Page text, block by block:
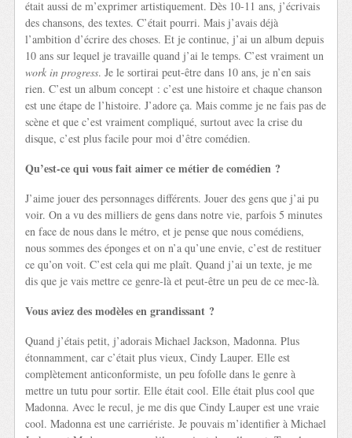
était aussi de m’exprimer artistiquement. Dès 10-11 ans, j’écrivais
des chansons, des textes. C’était pourri. Mais j’avais déjà
l’ambition d’écrire des choses. Et je continue, j’ai un album depuis
10 ans sur lequel je travaille quand j’ai le temps. C’est vraiment un
work in progress. Je le sortirai peut-être dans 10 ans, je n’en sais
rien. C’est un album concept : c’est une histoire et chaque chanson
est une étape de l’histoire. J’adore ça. Mais comme je ne fais pas de
scène et que c’est vraiment compliqué, surtout avec la crise du
disque, c’est plus facile pour moi d’être comédien.
Qu’est-ce qui vous fait aimer ce métier de comédien ?
J’aime jouer des personnages différents. Jouer des gens que j’ai pu
voir. On a vu des milliers de gens dans notre vie, parfois 5 minutes
en face de nous dans le métro, et je pense que nous comédiens,
nous sommes des éponges et on n’a qu’une envie, c’est de restituer
ce qu’on voit. C’est cela qui me plaît. Quand j’ai un texte, je me
dis que je vais mettre ce genre-là et peut-être un peu de ce mec-là.
Vous aviez des modèles en grandissant ?
Quand j’étais petit, j’adorais Michael Jackson, Madonna. Plus
étonnamment, car c’était plus vieux, Cindy Lauper. Elle est
complètement anticonformiste, un peu fofolle dans le genre à
mettre un tutu pour sortir. Elle était cool. Elle était plus cool que
Madonna. Avec le recul, je me dis que Cindy Lauper est une vraie
cool. Madonna est une carriériste. Je pouvais m’identifier à Michael